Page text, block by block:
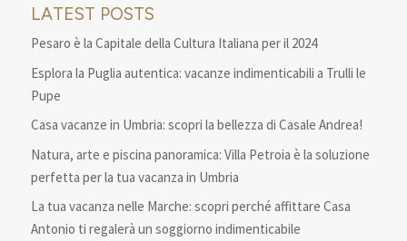
LATEST POSTS
Pesaro è la Capitale della Cultura Italiana per il 2024
Esplora la Puglia autentica: vacanze indimenticabili a Trulli le
Pupe
Casa vacanze in Umbria: scopri la bellezza di Casale Andrea!
Natura, arte e piscina panoramica: Villa Petroia è la soluzione
perfetta per la tua vacanza in Umbria
La tua vacanza nelle Marche: scopri perché affittare Casa
Antonio ti regalerà un soggiorno indimenticabile